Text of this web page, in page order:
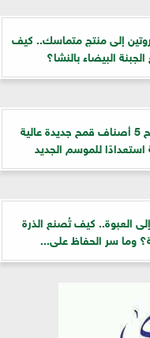
إلى منتج متماسك.. كيف
البيضاء بالنشا؟
الزراعة تطرح 5 أصناف قمح جديدة عالية
استعدادًا للموسم الجديد
العبوة.. كيف تُصنع الذرة
وما سر الحفاظ على...